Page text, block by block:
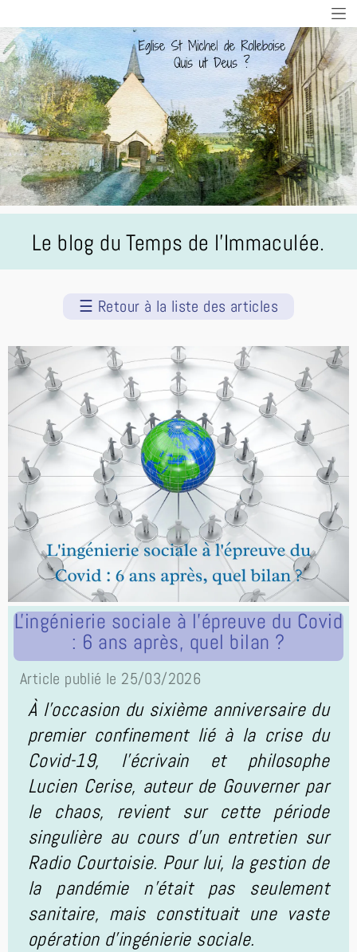
Le blog du Temps de l'Immaculée.
☰ Retour à la liste des articles
L'ingénierie sociale à l'épreuve du Covid
: 6 ans après, quel bilan ?
Article publié le 25/03/2026
À l'occasion du sixième anniversaire du
premier confinement lié à la crise du
Covid-19, l'écrivain et philosophe
Lucien Cerise, auteur de Gouverner par
le chaos, revient sur cette période
singulière au cours d'un entretien sur
Radio Courtoisie. Pour lui, la gestion de
la pandémie n'était pas seulement
sanitaire, mais constituait une vaste
opération d'ingénierie sociale.